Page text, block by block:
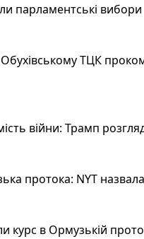
парламентські вибори
ТЦК
війни: Трамп
протока: NYT
в Ормузькій